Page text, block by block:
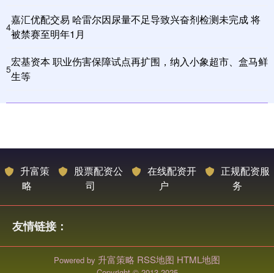
4
嘉汇优配交易 哈雷尔因尿量不足导致兴奋剂检测未完成 将
被禁赛至明年1月
5
宏基资本 职业伤害保障试点再扩围，纳入小象超市、盒马鲜
生等
升富策
略
股票配资公
司
在线配资开
户
正规配资服
务
友情链接：
Powered by 升富策略 RSS地图 HTML地图